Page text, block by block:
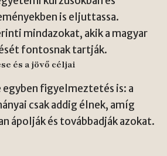
is eljuttassa.
mindazokat, akik a magyar
fontosnak tartják.
és a jövő céljai
figyelmeztetés is: a
csak addig élnek, amíg
ápolják és továbbadják azokat.